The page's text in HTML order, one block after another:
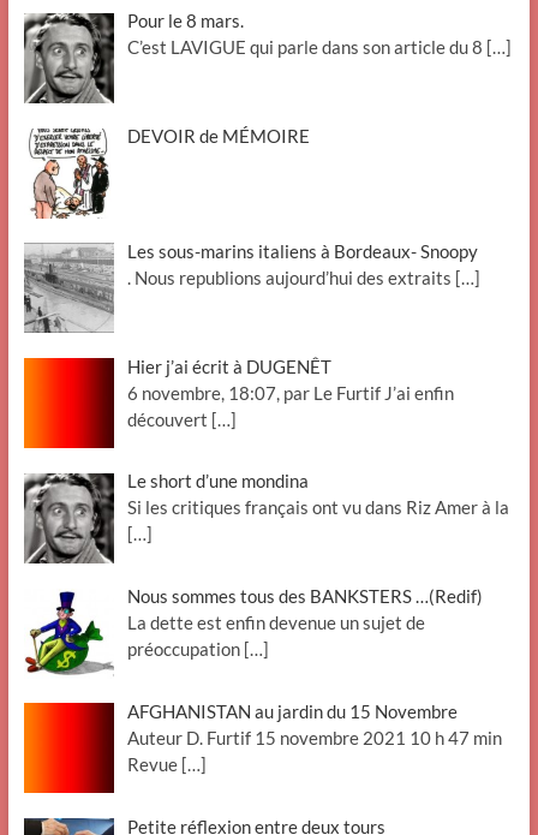
Pour le 8 mars.
C’est LAVIGUE qui parle dans son article du 8 […]
DEVOIR de MÉMOIRE
Les sous-marins italiens à Bordeaux- Snoopy
. Nous republions aujourd’hui des extraits […]
Hier j’ai écrit à DUGENÊT
6 novembre, 18:07, par Le Furtif J’ai enfin
découvert […]
Le short d’une mondina
Si les critiques français ont vu dans Riz Amer à la
[…]
Nous sommes tous des BANKSTERS …(Redif)
La dette est enfin devenue un sujet de
préoccupation […]
AFGHANISTAN au jardin du 15 Novembre
Auteur D. Furtif 15 novembre 2021 10 h 47 min
Revue […]
Petite réflexion entre deux tours